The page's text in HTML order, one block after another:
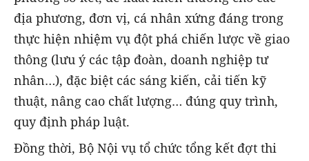
địa phương, đơn vị, cá nhân xứng đáng trong
thực hiện nhiệm vụ đột phá chiến lược về giao
thông (lưu ý các tập đoàn, doanh nghiệp tư
nhân…), đặc biệt các sáng kiến, cải tiến kỹ
thuật, nâng cao chất lượng… đúng quy trình,
quy định pháp luật.
Đồng thời, Bộ Nội vụ tổ chức tổng kết đợt thi